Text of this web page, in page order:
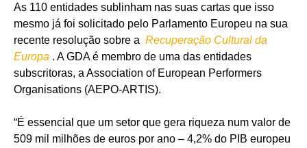
As 110 entidades sublinham nas suas cartas que isso
mesmo já foi solicitado pelo Parlamento Europeu na sua
recente resolução sobre a Recuperação Cultural da
Europa . A GDA é membro de uma das entidades
subscritoras, a Association of European Performers
Organisations (AEPO-ARTIS).
“É essencial que um setor que gera riqueza num valor de
509 mil milhões de euros por ano – 4,2% do PIB europeu